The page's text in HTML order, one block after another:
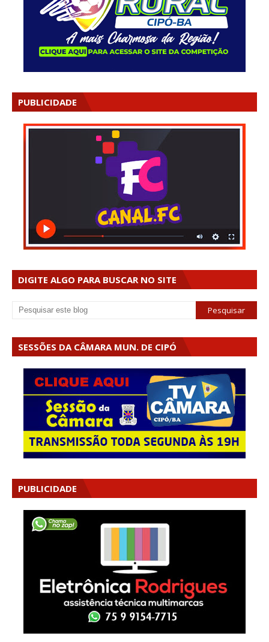
PUBLICIDADE
DIGITE ALGO PARA BUSCAR NO SITE
SESSÕES DA CÂMARA MUN. DE CIPÓ
PUBLICIDADE